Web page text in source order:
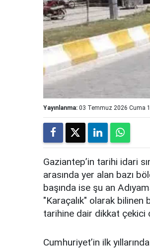
Yayınlanma: 03 Temmuz 2026 Cuma
Gaziantep’in tarihi idari
arasında yer alan bazı
başında ise şu an
"Karaçalık" olarak bilinen
tarihine dair dikkat çekici
Cumhuriyet’in ilk